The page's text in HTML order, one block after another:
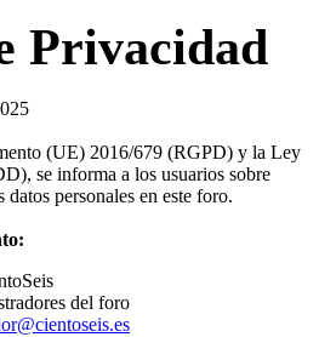
Privacidad
(UE) 2016/679 (RGPD) y la Ley
se informa a los usuarios sobre
personales en este foro.
del foro